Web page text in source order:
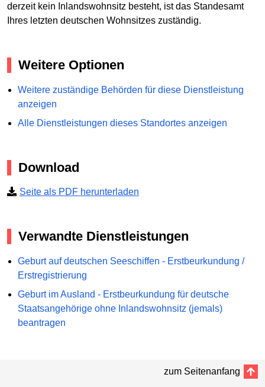
derzeit kein Inlandswohnsitz besteht, ist das Standesamt
Ihres letzten deutschen Wohnsitzes zuständig.
Weitere Optionen
Weitere zuständige Behörden für diese Dienstleistung
anzeigen
Alle Dienstleistungen dieses Standortes anzeigen
Download
Seite als PDF herunterladen
Verwandte Dienstleistungen
Geburt auf deutschen Seeschiffen - Erstbeurkundung /
Erstregistrierung
Geburt im Ausland - Erstbeurkundung für deutsche
Staatsangehörige ohne Inlandswohnsitz (jemals)
beantragen
zum Seitenanfang